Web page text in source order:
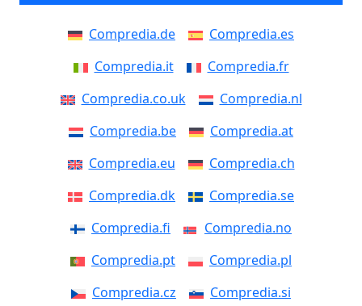
Compredia.de
Compredia.es
Compredia.it
Compredia.fr
Compredia.co.uk
Compredia.nl
Compredia.be
Compredia.at
Compredia.eu
Compredia.ch
Compredia.dk
Compredia.se
Compredia.fi
Compredia.no
Compredia.pt
Compredia.pl
Compredia.cz
Compredia.si